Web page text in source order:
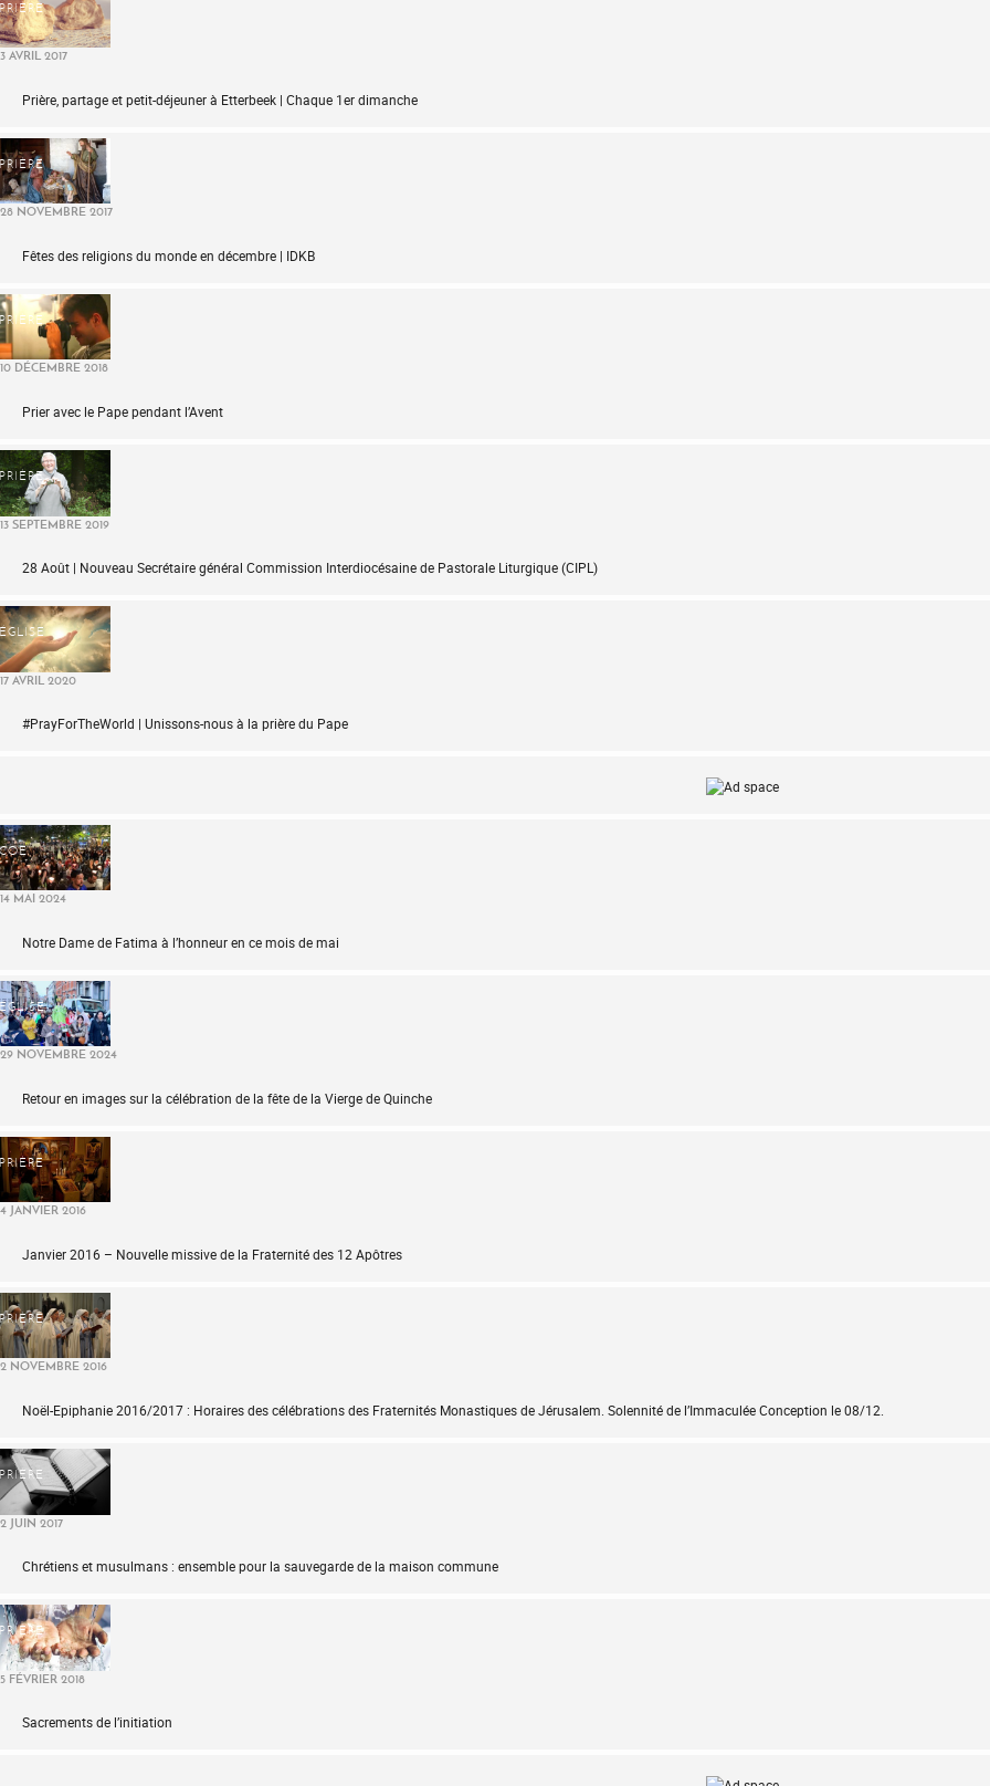
PRIÈRE
3 AVRIL 2017
Prière, partage et petit-déjeuner à Etterbeek | Chaque 1er dimanche
PRIÈRE
28 NOVEMBRE 2017
Fêtes des religions du monde en décembre | IDKB
PRIÈRE
10 DÉCEMBRE 2018
Prier avec le Pape pendant l’Avent
PRIÈRE
13 SEPTEMBRE 2019
28 Août | Nouveau Secrétaire général Commission Interdiocésaine de Pastorale Liturgique (CIPL)
ÉGLISE
17 AVRIL 2020
#PrayForTheWorld | Unissons-nous à la prière du Pape
COE
14 MAI 2024
Notre Dame de Fatima à l’honneur en ce mois de mai
ÉGLISE
29 NOVEMBRE 2024
Retour en images sur la célébration de la fête de la Vierge de Quinche
PRIÈRE
4 JANVIER 2016
Janvier 2016 – Nouvelle missive de la Fraternité des 12 Apôtres
PRIÈRE
2 NOVEMBRE 2016
Noël-Epiphanie 2016/2017 : Horaires des célébrations des Fraternités Monastiques de Jérusalem. Solennité de l’Immaculée Conception le 08/12.
PRIÈRE
2 JUIN 2017
Chrétiens et musulmans : ensemble pour la sauvegarde de la maison commune
PRIÈRE
5 FÉVRIER 2018
Sacrements de l’initiation